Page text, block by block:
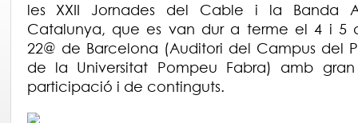
les XXII Jornades del Cable i la Banda
Catalunya, que es van dur a terme el 4 i 5
22@ de Barcelona (Auditori del Campus del
de la Universitat Pompeu Fabra) amb
participació i de continguts.